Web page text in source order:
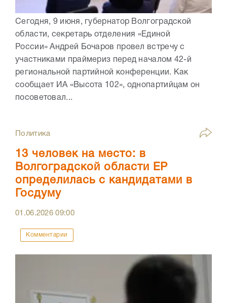
Сегодня, 9 июня, губернатор Волгоградской
области, секретарь отделения «Единой
России» Андрей Бочаров провел встречу с
участниками праймериз перед началом 42-й
региональной партийной конференции. Как
сообщает ИА «Высота 102», однопартийцам он
посоветовал...
Политика
13 человек на место: в
Волгоградской области ЕР
определилась с кандидатами в
Госдуму
01.06.202609:00
Комментарии